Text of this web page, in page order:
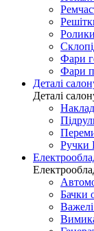
Фари
Фари
Деталі
Деталі
Бачки